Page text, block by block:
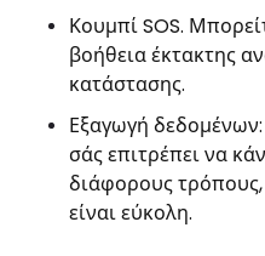
Κουμπί SOS.
βοήθεια έκτακτης
κατάστασης.
Εξαγωγή
σάς επιτρέπει να
διάφορους
είναι εύκολη.